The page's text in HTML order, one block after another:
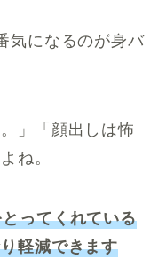
気になるのが身バ
」「顔出しは怖
ね。
ってくれている
軽減できます